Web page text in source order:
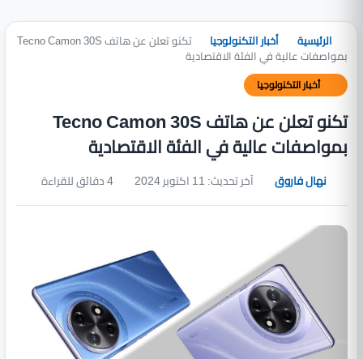
الرئيسية أخبار التكنولوجيا تكنو تعلن عن هاتف Tecno Camon 30S
بمواصفات عالية في الفئة الاقتصادية
أخبار التكنولوجيا
تكنو تعلن عن هاتف Tecno Camon 30S
بمواصفات عالية في الفئة الاقتصادية
نهال فاروق آخر تحديث: 11 اكتوبر 2024